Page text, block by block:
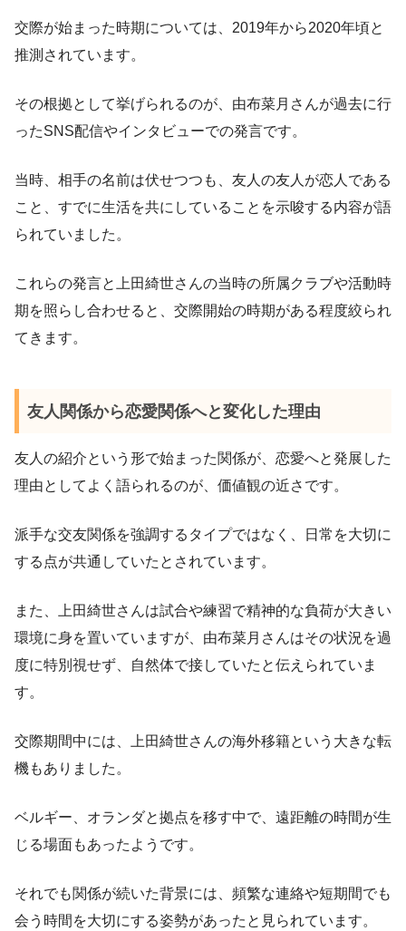
交際が始まった時期については、2019年から2020年頃と
推測されています。
その根拠として挙げられるのが、由布菜月さんが過去に行
ったSNS配信やインタビューでの発言です。
当時、相手の名前は伏せつつも、友人の友人が恋人である
こと、すでに生活を共にしていることを示唆する内容が語
られていました。
これらの発言と上田綺世さんの当時の所属クラブや活動時
期を照らし合わせると、交際開始の時期がある程度絞られ
てきます。
友人関係から恋愛関係へと変化した理由
友人の紹介という形で始まった関係が、恋愛へと発展した
理由としてよく語られるのが、価値観の近さです。
派手な交友関係を強調するタイプではなく、日常を大切に
する点が共通していたとされています。
また、上田綺世さんは試合や練習で精神的な負荷が大きい
環境に身を置いていますが、由布菜月さんはその状況を過
度に特別視せず、自然体で接していたと伝えられていま
す。
交際期間中には、上田綺世さんの海外移籍という大きな転
機もありました。
ベルギー、オランダと拠点を移す中で、遠距離の時間が生
じる場面もあったようです。
それでも関係が続いた背景には、頻繁な連絡や短期間でも
会う時間を大切にする姿勢があったと見られています。